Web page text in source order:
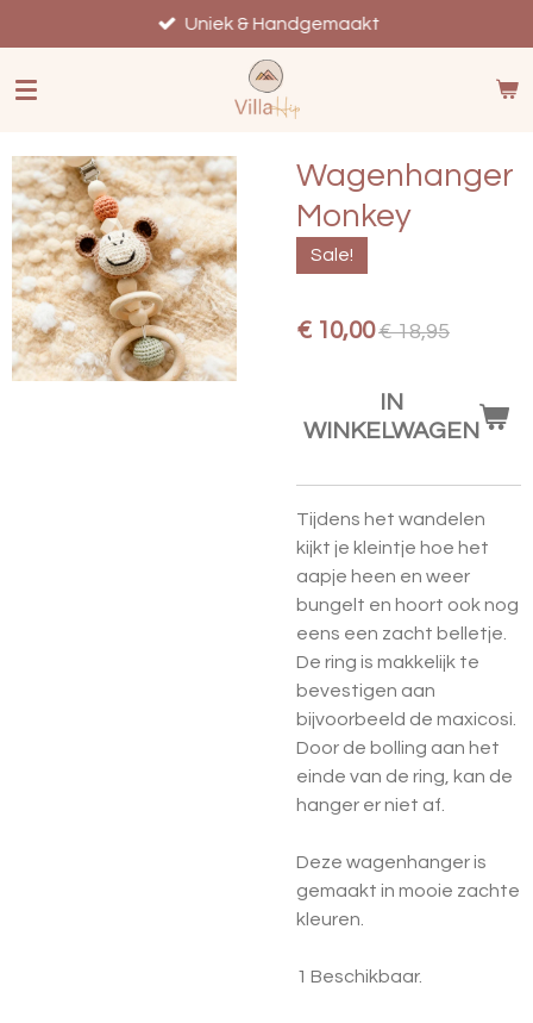
direct
naar
Uniek & Handgemaakt
Wagenhanger
Monkey
Sale!
€ 10,00€ 18,95
IN
WINKELWAGEN
Tijdens het wandelen
kijkt je kleintje hoe het
aapje heen en weer
bungelt en hoort ook nog
eens een zacht belletje.
De ring is makkelijk te
bevestigen aan
bijvoorbeeld de maxicosi.
Door de bolling aan het
einde van de ring, kan de
hanger er niet af.
Deze wagenhanger is
gemaakt in mooie zachte
kleuren.
1 Beschikbaar.